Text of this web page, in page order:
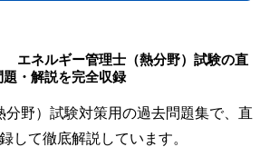
エネルギー管理士（熱分野）試験の直
・解説を完全収録
分野）試験対策用の過去問題集で、直
して徹底解説しています。